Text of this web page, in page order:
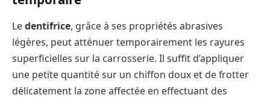
Ledentifrice, grâce à ses propriétés abrasives
légères, peut atténuer temporairement les rayures
superficielles sur la carrosserie. Il suffit d’appliquer
une petite quantité sur un chiffon doux et de frotter
délicatement la zone affectée en effectuant des